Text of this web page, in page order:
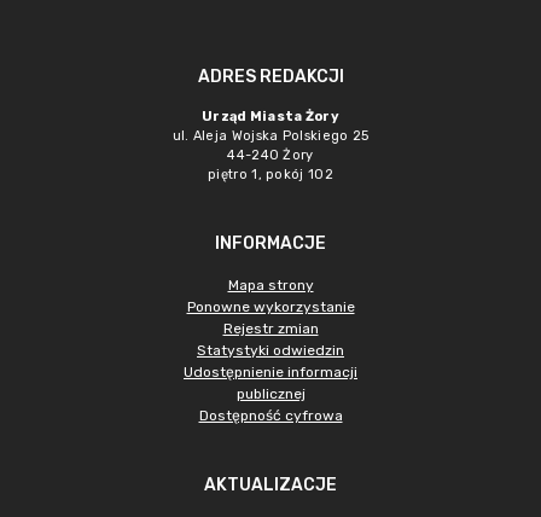
ADRES REDAKCJI
Urząd Miasta Żory
ul. Aleja Wojska Polskiego 25
44-240 Żory
piętro 1, pokój 102
INFORMACJE
Mapa strony
Ponowne wykorzystanie
Rejestr zmian
Statystyki odwiedzin
Udostępnienie informacji
publicznej
Dostępność cyfrowa
AKTUALIZACJE